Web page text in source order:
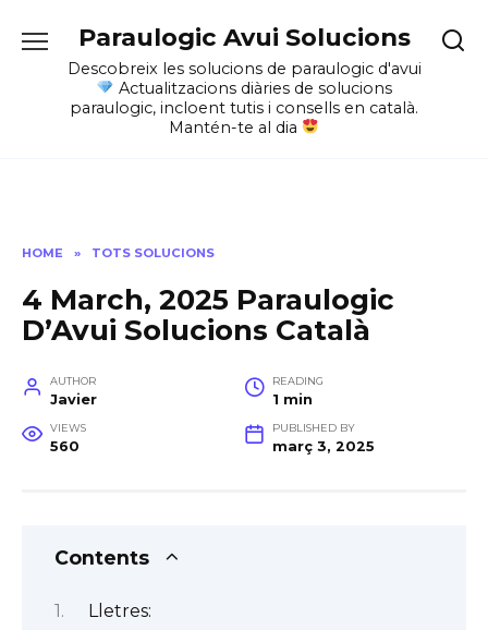
content
Paraulogic Avui Solucions
Descobreix les solucions de paraulogic d'avui
Actualitzacions diàries de solucions
paraulogic, incloent tutis i consells en català.
Mantén-te al dia
HOME » TOTS SOLUCIONS
4 March, 2025 Paraulogic
D’Avui Solucions Català
AUTHOR
Javier
READING
1 min
VIEWS
560
PUBLISHED BY
març 3, 2025
Contents
Lletres: